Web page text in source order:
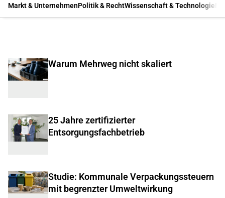
Markt & UnternehmenPolitik & RechtWissenschaft & Technologie
Warum Mehrweg nicht skaliert
25 Jahre zertifizierter
Entsorgungsfachbetrieb
Studie: Kommunale Verpackungssteuern
mit begrenzter Umweltwirkung